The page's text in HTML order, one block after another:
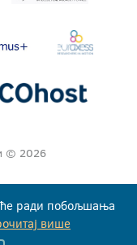
© 2026
ради побољшања
више